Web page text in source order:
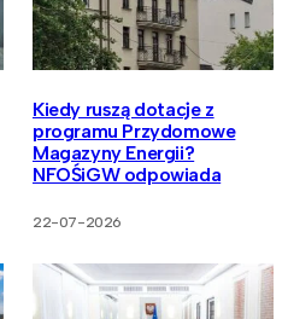
Kiedy ruszą dotacje z
programu Przydomowe
Magazyny Energii?
NFOŚiGW odpowiada
22-07-2026